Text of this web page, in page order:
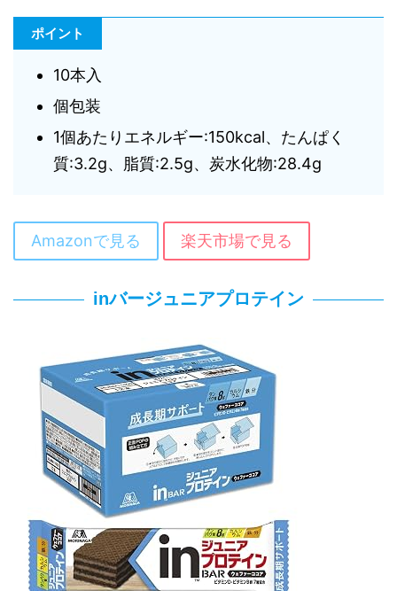
ポイント
10本入
個包装
1個あたりエネルギー:150kcal、たんぱく
質:3.2g、脂質:2.5g、炭水化物:28.4g
Amazonで見る 楽天市場で見る
inバージュニアプロテイン